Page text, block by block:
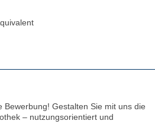
Bewerbung! Gestalten Sie mit uns die
– nutzungsorientiert und